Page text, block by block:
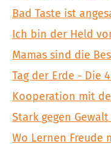
Bad Taste ist
Ich bin der Held
Mamas sind die
Tag der Erde - Die
Kooperation mit
Stark gegen
Wo Lernen Freude